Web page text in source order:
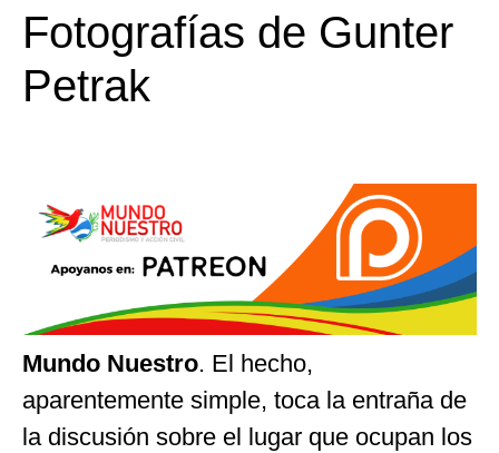
Fotografías de Gunter
Petrak
Mundo Nuestro. El hecho,
aparentemente simple, toca la entraña de
la discusión sobre el lugar que ocupan los